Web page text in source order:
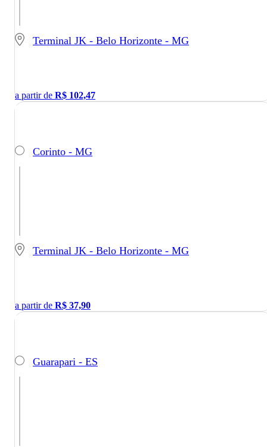
Terminal JK - Belo Horizonte - MG
a partir de R$ 102,47
Corinto - MG
Terminal JK - Belo Horizonte - MG
a partir de R$ 37,90
Guarapari - ES